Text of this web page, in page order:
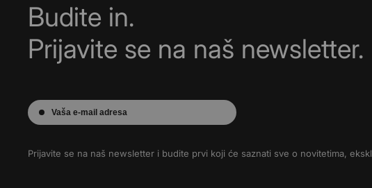
Budite in.
Prijavite se na naš newsletter.
Vaša e-mail adresa
Prijavite se na naš newsletter i budite prvi koji će saznati sve o novitetima,